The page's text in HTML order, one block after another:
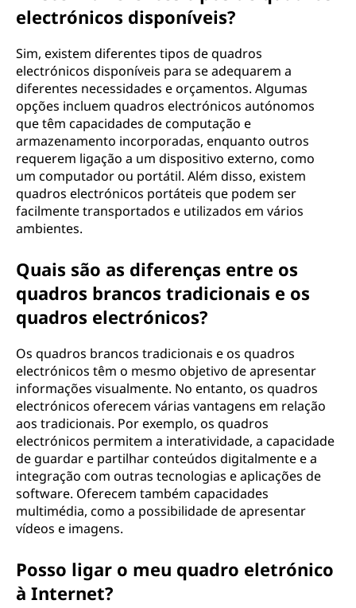
electrónicos disponíveis?
Sim, existem diferentes tipos de quadros
electrónicos disponíveis para se adequarem a
diferentes necessidades e orçamentos. Algumas
opções incluem quadros electrónicos autónomos
que têm capacidades de computação e
armazenamento incorporadas, enquanto outros
requerem ligação a um dispositivo externo, como
um computador ou portátil. Além disso, existem
quadros electrónicos portáteis que podem ser
facilmente transportados e utilizados em vários
ambientes.
Quais são as diferenças entre os
quadros brancos tradicionais e os
quadros electrónicos?
Os quadros brancos tradicionais e os quadros
electrónicos têm o mesmo objetivo de apresentar
informações visualmente. No entanto, os quadros
electrónicos oferecem várias vantagens em relação
aos tradicionais. Por exemplo, os quadros
electrónicos permitem a interatividade, a capacidade
de guardar e partilhar conteúdos digitalmente e a
integração com outras tecnologias e aplicações de
software. Oferecem também capacidades
multimédia, como a possibilidade de apresentar
vídeos e imagens.
Posso ligar o meu quadro eletrónico
à Internet?